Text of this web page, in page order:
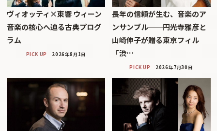
ヴィオッティ×東響 ウィーン
音楽の核心へ迫る古典プログ
ラム
PICK UP 2026年8月1日
長年の信頼が生む、音楽のア
ンサンブル──円光寺雅彦と
山崎伸子が贈る東京フィル
「渋…
PICK UP 2026年7月30日